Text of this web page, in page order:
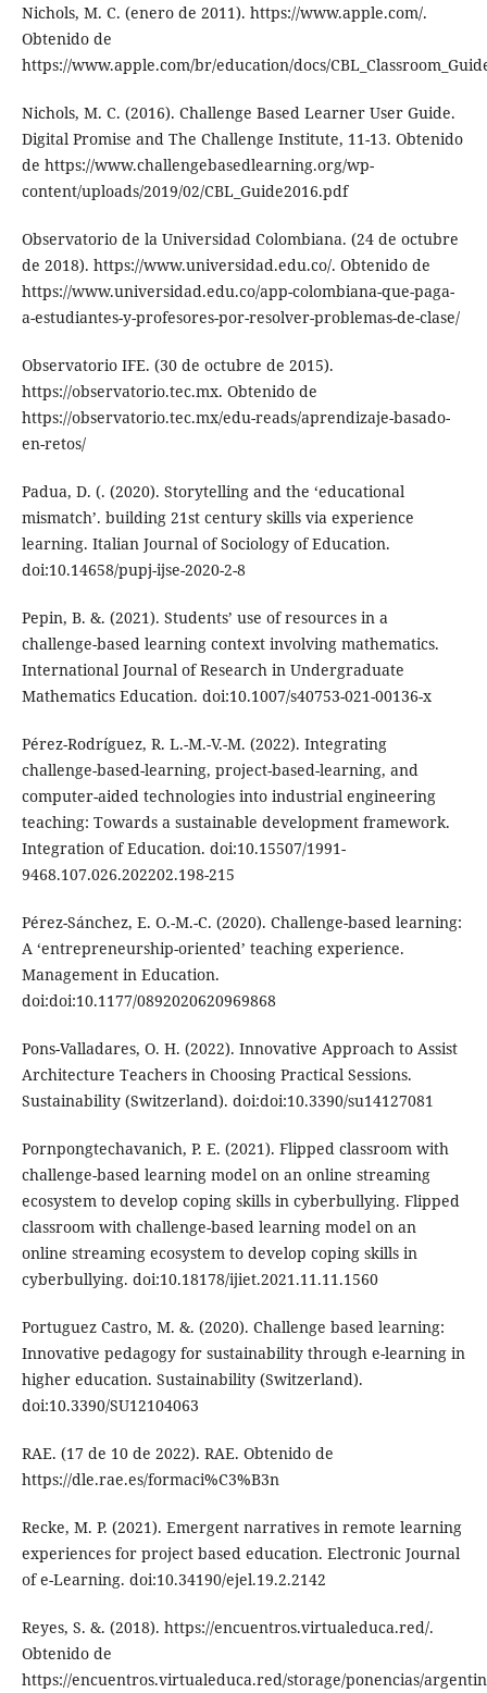
Nichols, M. C. (enero de 2011). https://www.apple.com/.
Obtenido de
https://www.apple.com/br/education/docs/
Nichols, M. C. (2016). Challenge Based Learner User Guide.
Digital Promise and The Challenge Institute, 11-13. Obtenido
de https://www.challengebasedlearning.org/wp-
content/uploads/2019/02/CBL_Guide2016.pdf
Observatorio de la Universidad Colombiana. (24 de octubre
de 2018). https://www.universidad.edu.co/. Obtenido de
https://www.universidad.edu.co/app-colombiana-que-paga-
a-estudiantes-y-profesores-por-resolver-problemas-de-clase/
Observatorio IFE. (30 de octubre de 2015).
https://observatorio.tec.mx. Obtenido de
https://observatorio.tec.mx/edu-reads/aprendizaje-basado-
en-retos/
Padua, D. (. (2020). Storytelling and the ‘educational
mismatch’. building 21st century skills via experience
learning. Italian Journal of Sociology of Education.
doi:10.14658/pupj-ijse-2020-2-8
Pepin, B. &. (2021). Students’ use of resources in a
challenge-based learning context involving mathematics.
International Journal of Research in Undergraduate
Mathematics Education. doi:10.1007/s40753-021-00136-x
Pérez-Rodríguez, R. L.-M.-V.-M. (2022). Integrating
challenge-based-learning, project-based-learning, and
computer-aided technologies into industrial engineering
teaching: Towards a sustainable development framework.
Integration of Education. doi:10.15507/1991-
9468.107.026.202202.198-215
Pérez-Sánchez, E. O.-M.-C. (2020). Challenge-based learning:
A ‘entrepreneurship-oriented’ teaching experience.
Management in Education.
doi:doi:10.1177/0892020620969868
Pons-Valladares, O. H. (2022). Innovative Approach to Assist
Architecture Teachers in Choosing Practical Sessions.
Sustainability (Switzerland). doi:doi:10.3390/su14127081
Pornpongtechavanich, P. E. (2021). Flipped classroom with
challenge-based learning model on an online streaming
ecosystem to develop coping skills in cyberbullying. Flipped
classroom with challenge-based learning model on an
online streaming ecosystem to develop coping skills in
cyberbullying. doi:10.18178/ijiet.2021.11.11.1560
Portuguez Castro, M. &. (2020). Challenge based learning:
Innovative pedagogy for sustainability through e-learning in
higher education. Sustainability (Switzerland).
doi:10.3390/SU12104063
RAE. (17 de 10 de 2022). RAE. Obtenido de
https://dle.rae.es/formaci%C3%B3n
Recke, M. P. (2021). Emergent narratives in remote learning
experiences for project based education. Electronic Journal
of e-Learning. doi:10.34190/ejel.19.2.2142
Reyes, S. &. (2018). https://encuentros.virtualeduca.red/.
Obtenido de
https://encuentros.virtualeduca.red/storage/ponencias/